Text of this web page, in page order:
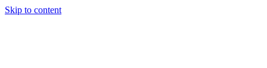
Skip to content